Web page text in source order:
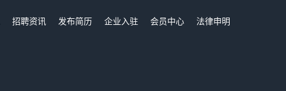
招聘资讯 发布简历 企业入驻 会员中心
法律申明